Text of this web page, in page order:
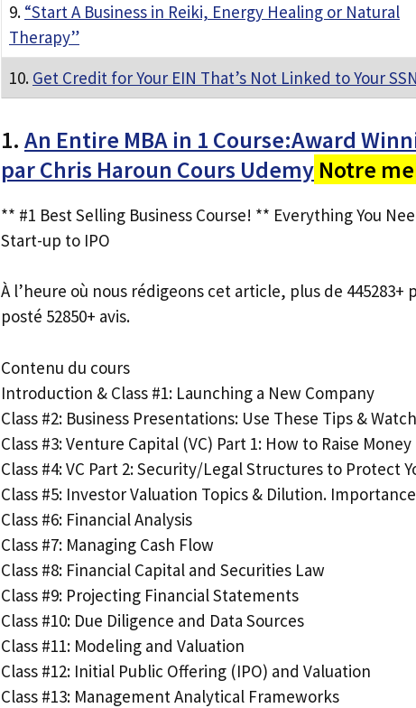
9. “Start A Business in Reiki, Energy Healing or Natural
Therapy”
10. Get Credit for Your EIN That’s Not Linked to Your SSN
1. An Entire MBA in 1 Course:Award
par Chris Haroun Cours Udemy Notre
** #1 Best Selling Business Course! ** Everything You
Start-up to IPO
À l’heure où nous rédigeons cet article, plus de
posté 52850+ avis.
Contenu du cours
Introduction & Class #1: Launching a New Company
Class #2: Business Presentations: Use These Tips &
Class #3: Venture Capital (VC) Part 1: How to Raise Money
Class #4: VC Part 2: Security/Legal Structures to Protect
Class #5: Investor Valuation Topics & Dilution.
Class #6: Financial Analysis
Class #7: Managing Cash Flow
Class #8: Financial Capital and Securities Law
Class #9: Projecting Financial Statements
Class #10: Due Diligence and Data Sources
Class #11: Modeling and Valuation
Class #12: Initial Public Offering (IPO) and Valuation
Class #13: Management Analytical Frameworks